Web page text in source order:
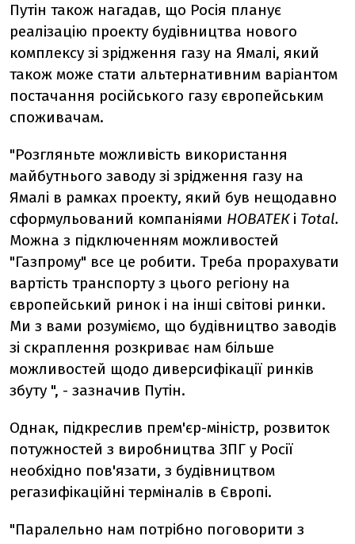
Путін також нагадав, що Росія планує
реалізацію проекту будівництва нового
комплексу зі зрідження газу на Ямалі, який
також може стати альтернативним варіантом
постачання російського газу європейським
споживачам.
"Розгляньте можливість використання
майбутнього заводу зі зрідження газу на
Ямалі в рамках проекту, який був нещодавно
сформульований компаніями НОВАТЕКі Total.
Можна з підключенням можливостей
"Газпрому" все це робити. Треба прорахувати
вартість транспорту з цього регіону на
європейський ринок і на інші світові ринки.
Ми з вами розуміємо, що будівництво заводів
зі скраплення розкриває нам більше
можливостей щодо диверсифікації ринків
збуту ", - зазначив Путін.
Однак, підкреслив прем'єр-міністр, розвиток
потужностей з виробництва ЗПГ у Росії
необхідно пов'язати, з будівництвом
регазифікаційні терміналів в Європі.
"Паралельно нам потрібно поговорити з